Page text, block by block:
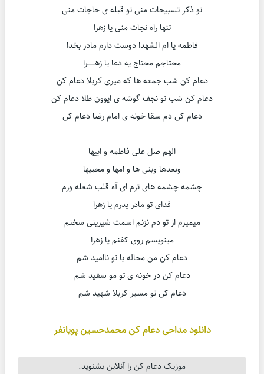
تو ذکر تسبیحات منی تو قبله ی حاجات منی
تنها راه نجات منی یا زهرا
فاطمه یا ام الشهدا دوست دارم مادر بخدا
محتاجم محتاج یه دعا یا زهــــــرا
دعام کن شب جمعه ها که میری کربلا دعام کن
دعام کن شب تو نجف گوشه ی ایوون طلا دعام کن
دعام کن دم سقا خونه ی امام رضا دعام کن
…
الهم صل علی فاطمه و ابیها
وبعدها وبنی ها و امها و محبیها
چشمه چشمه های ترم ای آه قلب شعله ورم
فدای تو مادر پدرم یا زهرا
میمیرم از تو دم نزنم اسمت شیرینی سخنم
مینویسم روی کفنم یا زهرا
دعام کن من محاله با تو ناامید شم
دعام کن در خونه ی تو مو سفید شم
دعام کن تو مسیر کربلا شهید شم
…
دانلود مداحی دعام کن محمدحسین پویانفر
موزیک دعام کن را آنلاین بشنوید.